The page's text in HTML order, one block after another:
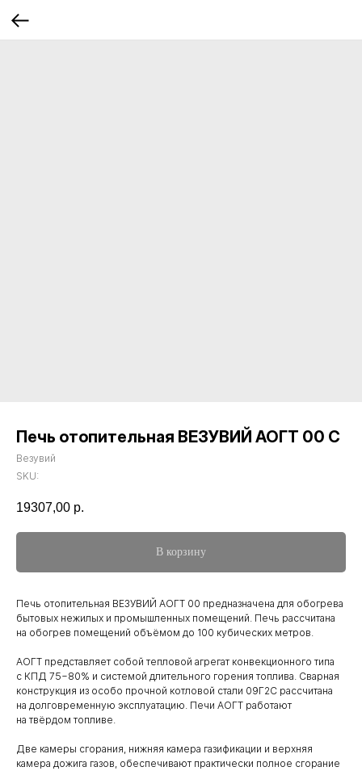
Печь отопительная ВЕЗУВИЙ АОГТ 00 С
Везувий
SKU:
19307,00 р.
В корзину
Печь отопительная ВЕЗУВИЙ АОГТ 00 предназначена для обогрева
бытовых нежилых и промышленных помещений. Печь рассчитана
на обогрев помещений объёмом до 100 кубических метров.
АОГТ представляет собой тепловой агрегат конвекционного типа
с КПД 75−80% и системой длительного горения топлива. Сварная
конструкция из особо прочной котловой стали 09Г2С рассчитана
на долговременную эксплуатацию. Печи АОГТ работают
на твёрдом топливе.
Две камеры сгорания, нижняя камера газификации и верхняя
камера дожига газов, обеспечивают практически полное сгорание